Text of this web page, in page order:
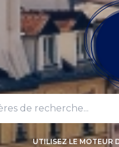
UTILISEZ LE MOTEUR